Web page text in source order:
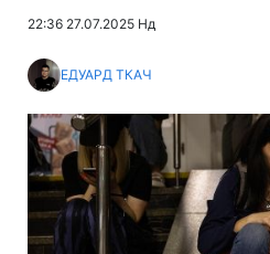
22:36 27.07.2025 Нд
ЕДУАРД ТКАЧ